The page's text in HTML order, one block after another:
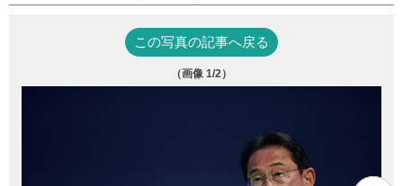
この写真の記事へ戻る
（画像 1/2）